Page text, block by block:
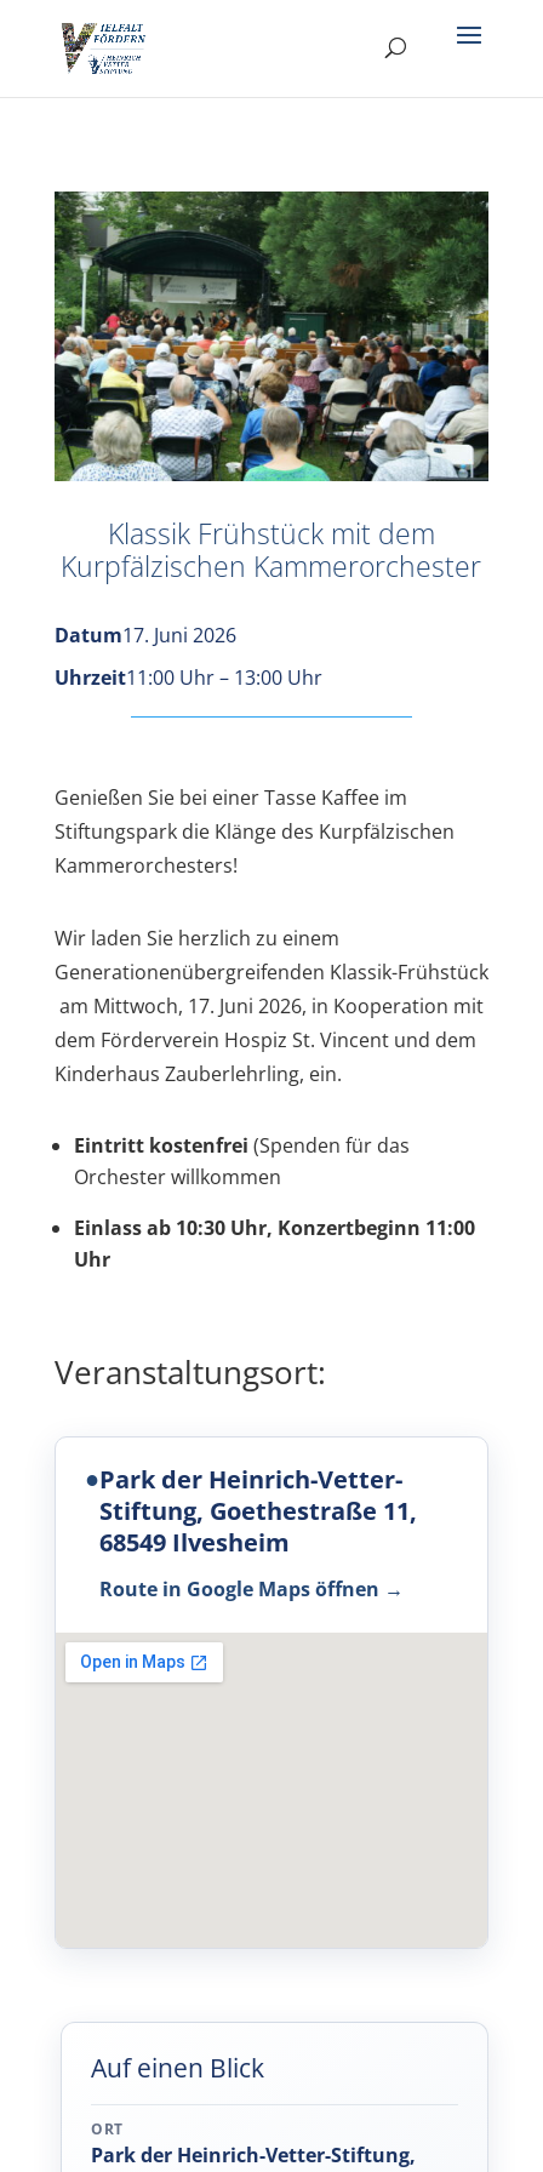
Klassik Frühstück mit dem
Kurpfälzischen Kammerorchester
Datum17. Juni 2026
Uhrzeit11:00 Uhr – 13:00 Uhr
Genießen Sie bei einer Tasse Kaffee im
Stiftungspark die Klänge des Kurpfälzischen
Kammerorchesters!
Wir laden Sie herzlich zu einem
Generationenübergreifenden Klassik-Frühstück
am Mittwoch, 17. Juni 2026, in Kooperation mit
dem Förderverein Hospiz St. Vincent und dem
Kinderhaus Zauberlehrling, ein.
Eintritt kostenfrei (Spenden für das
Orchester willkommen
Einlass ab 10:30 Uhr, Konzertbeginn 11:00
Uhr
Veranstaltungsort:
●Park der Heinrich-Vetter-
Stiftung, Goethestraße 11,
68549 Ilvesheim
Route in Google Maps öffnen →
Auf einen Blick
ORT
Park der Heinrich-Vetter-Stiftung,